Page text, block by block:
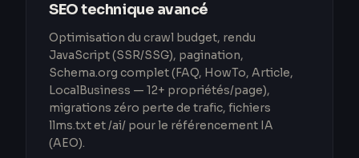
SEO technique avancé
Optimisation du crawl budget, rendu
JavaScript (SSR/SSG), pagination,
Schema.org complet (FAQ, HowTo, Article,
LocalBusiness — 12+ propriétés/page),
migrations zéro perte de trafic, fichiers
llms.txt et /ai/ pour le référencement IA
(AEO).